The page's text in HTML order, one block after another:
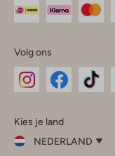
Volg ons
InstagramFacebook
Kies je land
NEDERLAND